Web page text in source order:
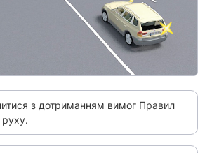
з дотриманням вимог Правил